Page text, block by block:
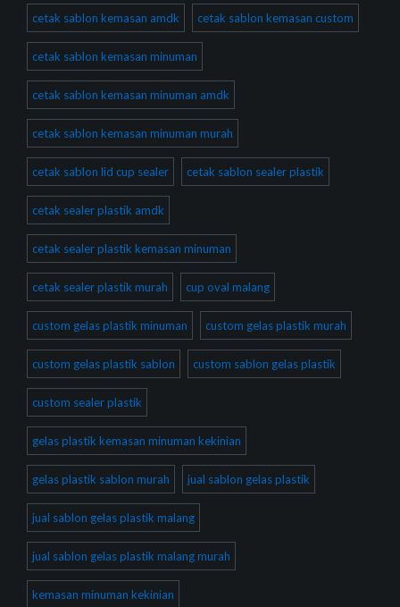
cetak sablon kemasan amdk cetak sablon kemasan custom
cetak sablon kemasan minuman
cetak sablon kemasan minuman amdk
cetak sablon kemasan minuman murah
cetak sablon lid cup sealer cetak sablon sealer plastik
cetak sealer plastik amdk
cetak sealer plastik kemasan minuman
cetak sealer plastik murah cup oval malang
custom gelas plastik minuman custom gelas plastik murah
custom gelas plastik sablon custom sablon gelas plastik
custom sealer plastik
gelas plastik kemasan minuman kekinian
gelas plastik sablon murah jual sablon gelas plastik
jual sablon gelas plastik malang
jual sablon gelas plastik malang murah
kemasan minuman kekinian